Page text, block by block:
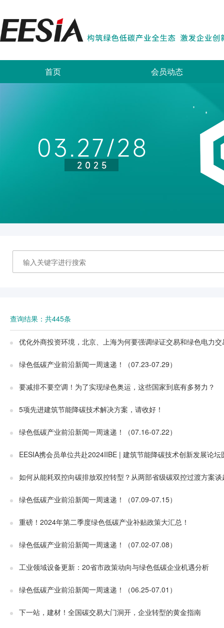
首页 会员动态
查询结果：共445条
优化外商投资环境，北京、上海为何要强调绿证交易和绿色电力交
绿色低碳产业前沿新闻一周速递！（07.23-07.29）
要减排不要空调！为了实现绿色奥运，这些国家到底有多努力？
5项先进建筑节能降碳技术解决方案，请收好！
绿色低碳产业前沿新闻一周速递！（07.16-07.22）
EESIA携会员单位共赴2024IIBE | 建筑节能降碳技术创新发展论坛
如何从能耗双控向碳排放双控转型？从两部省级碳双控过渡方案谈
绿色低碳产业前沿新闻一周速递！（07.09-07.15）
重磅！2024年第二季度绿色低碳产业补贴政策大汇总！
绿色低碳产业前沿新闻一周速递！（07.02-07.08）
工业领域设备更新：20省市政策动向与绿色低碳企业机遇分析
绿色低碳产业前沿新闻一周速递！（06.25-07.01）
下一站，建材！全国碳交易大门洞开，企业转型的黄金指南